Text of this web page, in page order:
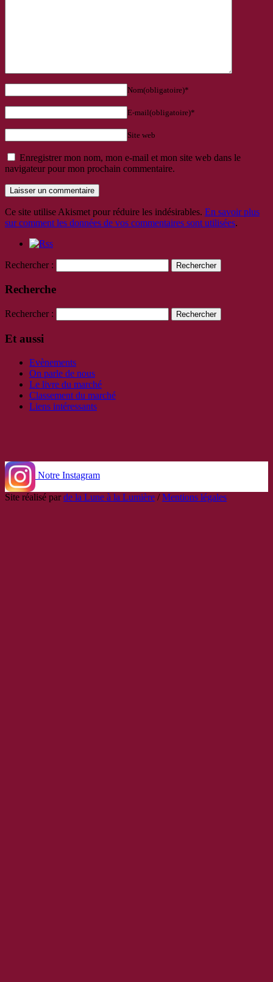
Nom(obligatoire)*
E-mail(obligatoire)*
Site web
Enregistrer mon nom, mon e-mail et mon site web dans le
navigateur pour mon prochain commentaire.
Ce site utilise Akismet pour réduire les indésirables. En savoir plus
sur comment les données de vos commentaires sont utilisées.
Rechercher :
Recherche
Rechercher :
Et aussi
Evènements
On parle de nous
Le livre du marché
Classement du marché
Liens intéressants
Notre Instagram
Site réalisé parde la Lune à la Lumière /Mentions légales